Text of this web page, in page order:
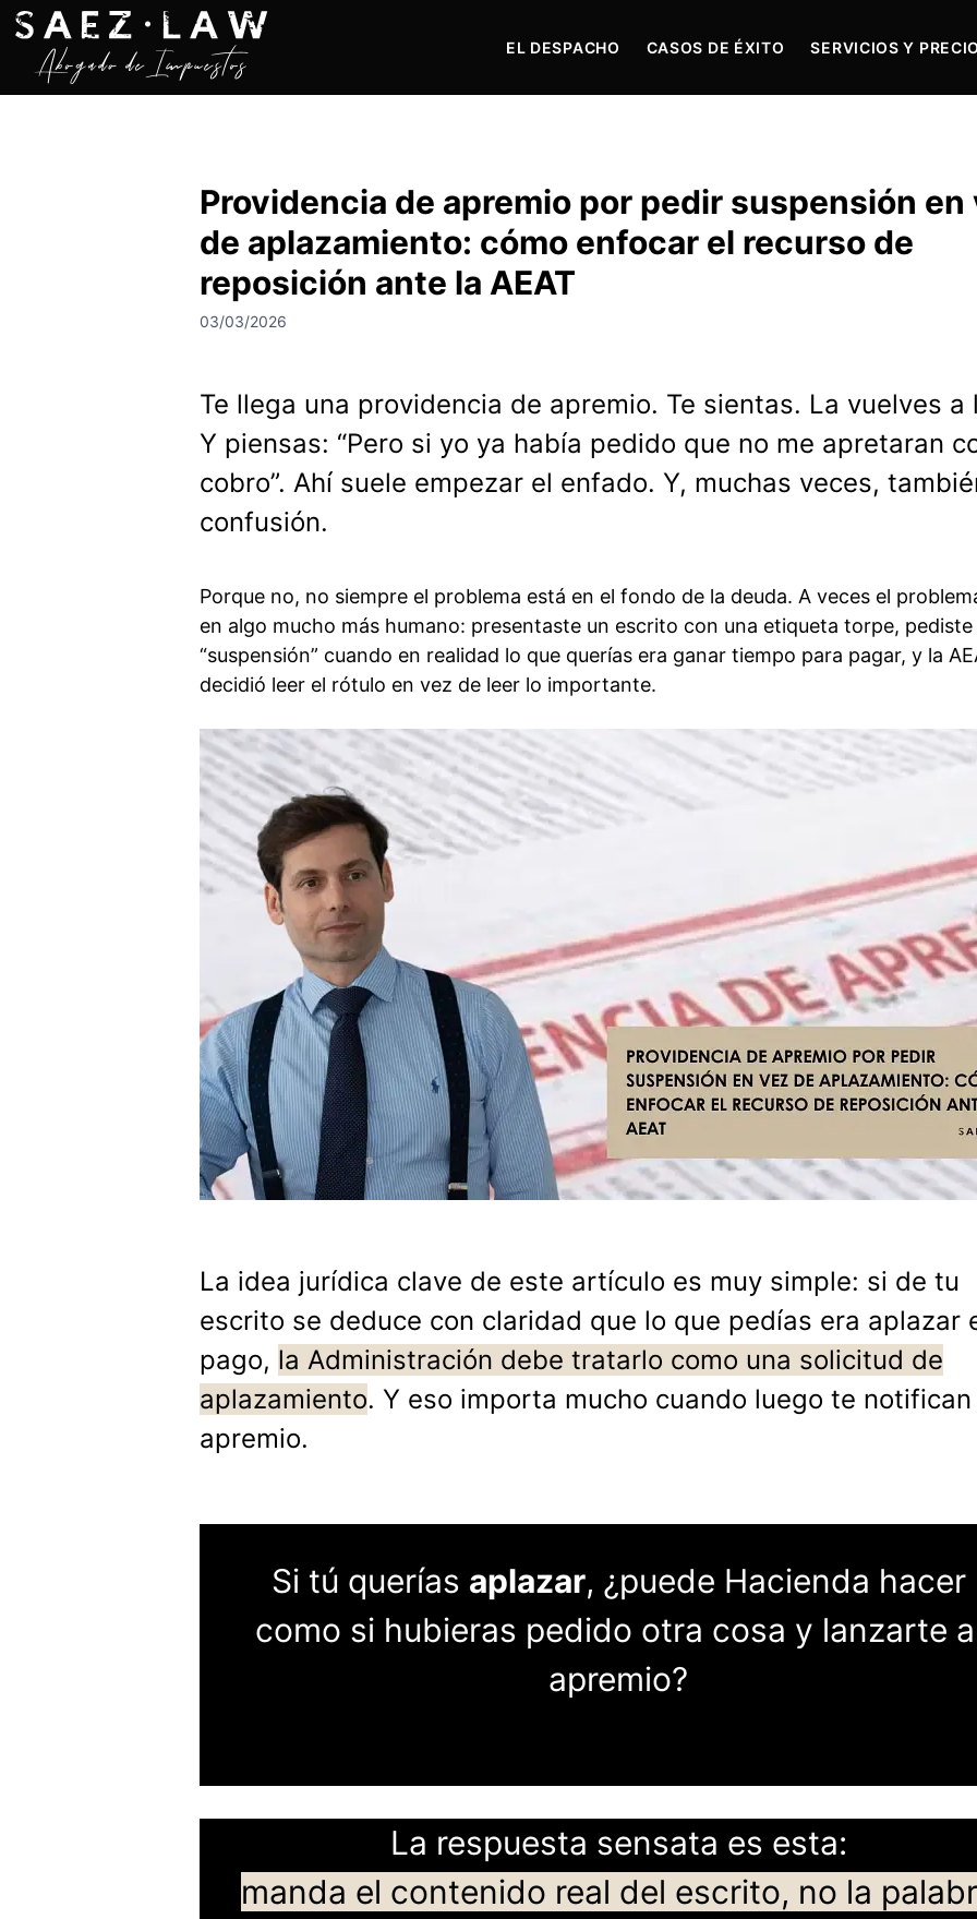
t
EL DESPACHO CASOS DE ÉXITO SERVICIOS Y
Providencia de apremio por pedir suspensión en
de aplazamiento: cómo enfocar el recurso de
reposición ante la AEAT
03/03/2026
Te llega una providencia de apremio. Te sientas. La vuelves a
Y piensas: “Pero si yo ya había pedido que no me apretaran
cobro”. Ahí suele empezar el enfado. Y, muchas veces,
confusión.
Porque no, no siempre el problema está en el fondo de la deuda. A veces el
en algo mucho más humano: presentaste un escrito con una etiqueta torpe, pediste
“suspensión” cuando en realidad lo que querías era ganar tiempo para pagar, y la
decidió leer el rótulo en vez de leer lo importante.
La idea jurídica clave de este artículo es muy simple: si de tu
escrito se deduce con claridad que lo que pedías era aplazar
pago, la Administración debe tratarlo como una solicitud de
aplazamiento. Y eso importa mucho cuando luego te
apremio.
Si tú querías aplazar, ¿puede Hacienda hacer
como si hubieras pedido otra cosa y lanzarte
apremio?
La respuesta sensata es esta:
manda el contenido real del escrito, no la